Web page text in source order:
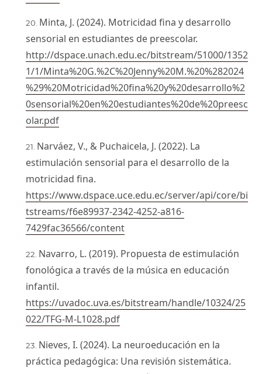
Minta, J. (2024). Motricidad fina y desarrollo
sensorial en estudiantes de preescolar.
http://dspace.unach.edu.ec/bitstream/51000/1352
1/1/Minta%20G.%2C%20Jenny%20M.%20%282024
%29%20Motricidad%20fina%20y%20desarrollo%2
0sensorial%20en%20estudiantes%20de%20preesc
olar.pdf
Narváez, V., & Puchaicela, J. (2022). La
estimulación sensorial para el desarrollo de la
motricidad fina.
https://www.dspace.uce.edu.ec/server/api/core/bi
tstreams/f6e89937-2342-4252-a816-
7429fac36566/content
Navarro, L. (2019). Propuesta de estimulación
fonológica a través de la música en educación
infantil.
https://uvadoc.uva.es/bitstream/handle/10324/25
022/TFG-M-L1028.pdf
Nieves, I. (2024). La neuroeducación en la
práctica pedagógica: Una revisión sistemática.